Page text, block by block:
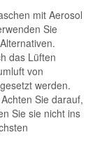
mit Aerosol
Sie
das Lüften
von
werden.
Achten Sie darauf,
Sie sie nicht ins